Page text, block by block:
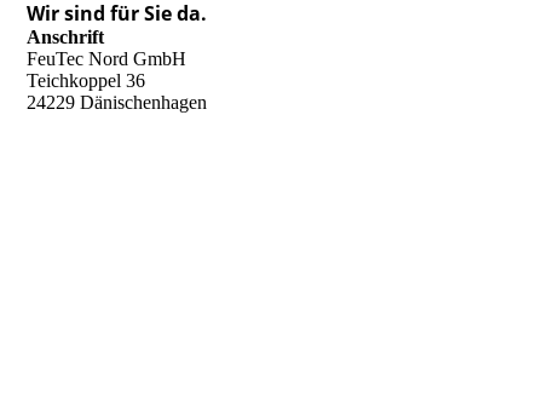
Wir sind für Sie da.
Anschrift
FeuTec Nord GmbH
Teichkoppel 36
24229 Dänischenhagen